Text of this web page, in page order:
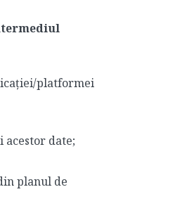
platformei
date;
planul de